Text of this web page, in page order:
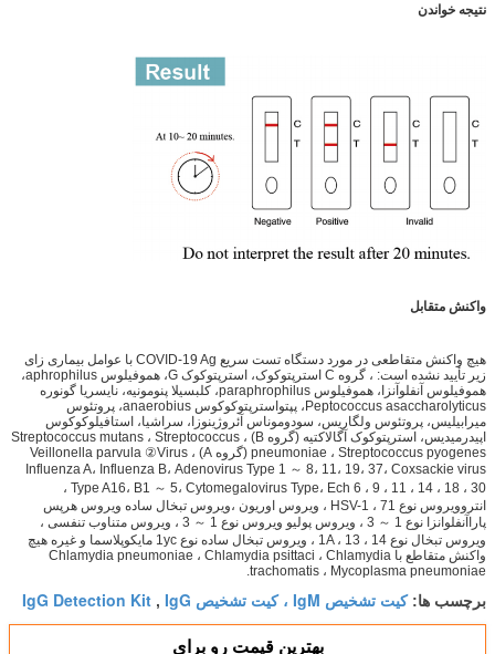
نتیجه خواندن
واکنش متقابل
هیچ واکنش متقاطعی در مورد دستگاه تست سریع COVID-19 Ag با عوامل بیماری زای
زیر تأیید نشده است: ، گروه C استرپتوکوک، استرپتوکوک G، هموفیلوس aphrophilus،
هموفیلوس آنفلوآنزا، هموفیلوس paraphrophilus، کلبسیلا پنومونیه، نایسریا گونوره
Peptococcus asaccharolyticus، پپتواسترپتوکوکوس anaerobius، پروتئوس
میرابیلیس، پروتئوس ولگاریس، سودوموناس آئروژینوزا، سراشیا، استافیلوکوکوس
اپیدرمیدیس، استرپتوکوک آگالاکتیه (گروه B) ، Streptococcus mutans ، Streptococcus
pneumoniae ، Streptococcus pyogenes (گروه A) ، Veillonella parvula ②Virus
Influenza A، Influenza B، Adenovirus Type 1 ～ 8، 11، 19، 37، Coxsackie virus
Type A16، B1 ～ 5، Cytomegalovirus Type، Ech 6 ، 9 ، 11 ، 14 ، 18 ، 30 ،
انتروویروس نوع 71 ، HSV-1 ، ویروس اوریون ،ویروس تبخال ساده ویروس هرپس
پاراآنفلوانزا نوع 1 ～ 3 ، ویروس پولیو ویروس نوع 1 ～ 3 ، ویروس متناوب تنفسی ،
ویروس تبخال نوع 1A ، 13 ، 14 ، ویروس تبخال ساده نوع 1yc مایکوپلاسما و غیره هیچ
واکنش متقاطع با Chlamydia pneumoniae ، Chlamydia psittaci ، Chlamydia
trachomatis ، Mycoplasma pneumoniae.
برچسب ها:کیت تشخیص IgM ، کیت تشخیص IgG ,
IgG Detection Kit
بهترين قيمت رو براي